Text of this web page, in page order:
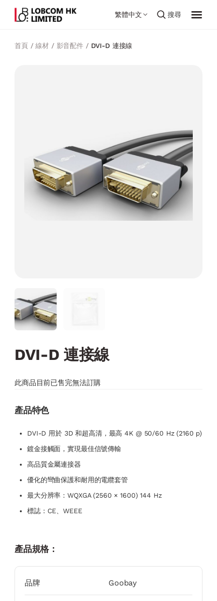
繁體中文 搜尋
首頁/線材 / 影音配件 / DVI-D 連接線
DVI-D 連接線
此商品目前已售完無法訂購
產品特色
DVI-D 用於 3D 和超高清，最高 4K @ 50/60 Hz (2160 p)
鍍金接觸面，實現最佳信號傳輸
高品質金屬連接器
優化的彎曲保護和耐用的電纜套管
最大分辨率：WQXGA (2560 × 1600) 144 Hz
標誌：CE、WEEE
產品規格：
品牌 Goobay